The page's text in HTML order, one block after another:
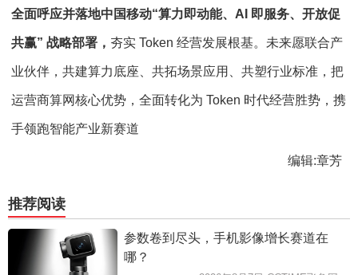
全面呼应并落地中国移动“算力即动能、AI 即服务、开放促
共赢” 战略部署， 夯实 Token 经营发展根基。未来愿联合产
业伙伴，共建算力底座、共拓场景应用、共塑行业标准，把
运营商算网核心优势，全面转化为 Token 时代经营胜势，携
手领跑智能产业新赛道
编辑:章芳
推荐阅读
参数卷到尽头，手机影像增长赛道在
哪？